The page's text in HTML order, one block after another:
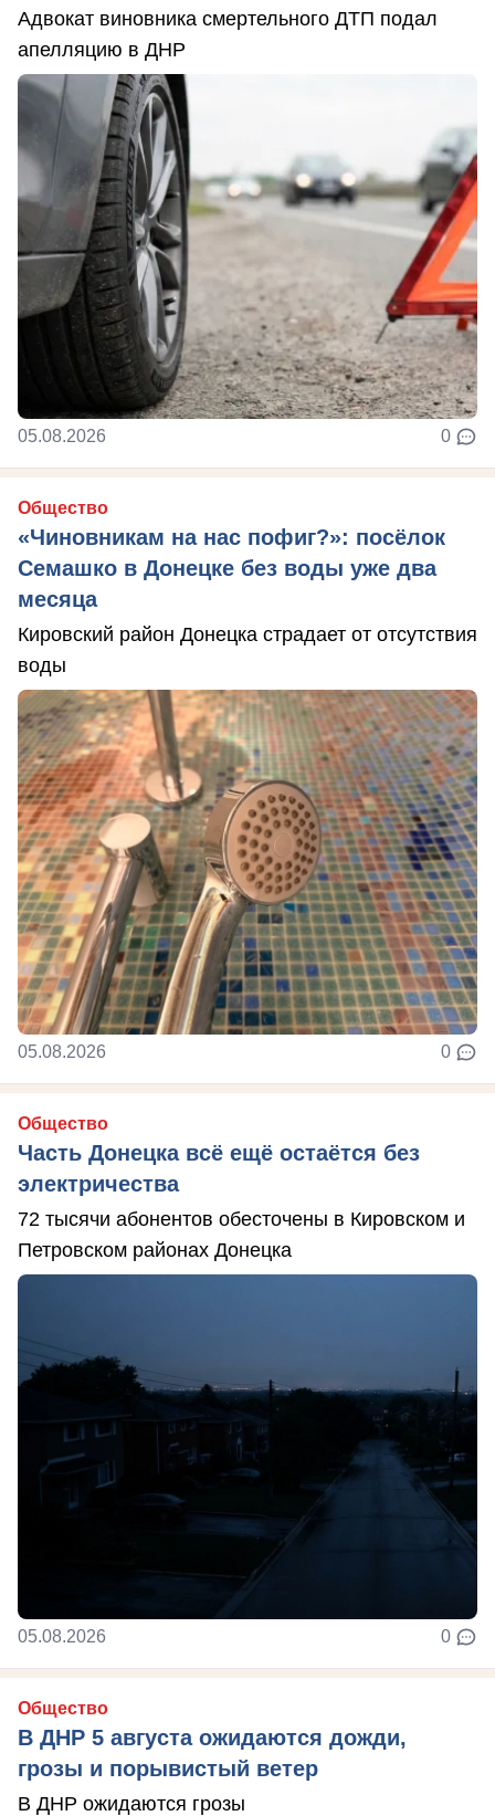
Адвокат виновника смертельного ДТП подал
апелляцию в ДНР
05.08.2026 0
Общество
«Чиновникам на нас пофиг?»: посёлок
Семашко в Донецке без воды уже два
месяца
Кировский район Донецка страдает от отсутствия
воды
05.08.2026 0
Общество
Часть Донецка всё ещё остаётся без
электричества
72 тысячи абонентов обесточены в Кировском и
Петровском районах Донецка
05.08.2026 0
Общество
В ДНР 5 августа ожидаются дожди,
грозы и порывистый ветер
В ДНР ожидаются грозы